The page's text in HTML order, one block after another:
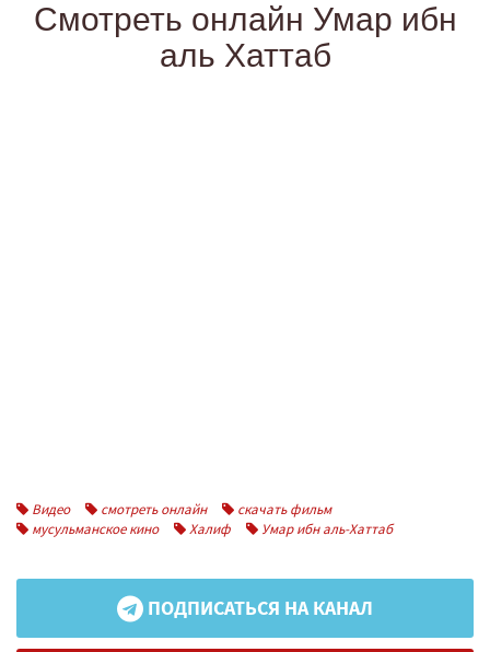
Смотреть онлайн Умар ибн
аль Хаттаб
Видео смотреть онлайн
скачать фильм
мусульманское кино
Халиф Умар ибн аль-Хаттаб
ПОДПИСАТЬСЯ НА КАНАЛ